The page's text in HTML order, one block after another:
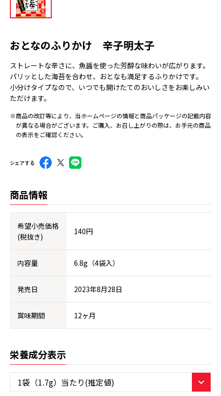
おとなのふりかけ 辛子明太子
ストレートな辛さに、魚醤を使った芳醇な味わいが広がります。
パリッとした海苔を合わせ、おとなも満足するふりかけです。
小分けタイプなので、いつでも開けたてのおいしさをお楽しみい
ただけます。
※商品の改訂等により、当ホームページの情報と商品パッケージの記載内容
が異なる場合がございます。ご購入、お召し上がりの際は、お手元の商品
の表示をご確認ください。
シェアする
商品情報
希望小売価格
(税抜き)
140円
内容量 6.8g（4袋入）
発売日 2023年8月28日
賞味期間 12ヶ月
栄養成分表示